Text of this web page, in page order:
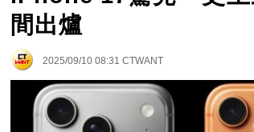
間出爐
2025/09/10 08:31 CTWANT